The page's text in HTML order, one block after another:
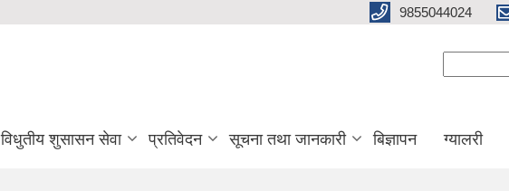
9855044024
विधुतीय शुसासन सेवा प्रतिवेदन सूचना तथा जानकारी बिज्ञापन ग्यालरी